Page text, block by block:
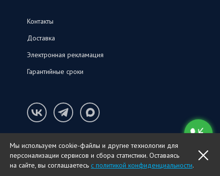
Контакты
Доставка
Электронная рекламация
Гарантийные сроки
© ООО «СНК‑С», 2026
Мы используем cookie-файлы и другие технологии для
персонализации сервисов и сбора статистики. Оставаясь
на сайте, вы соглашаетесь с политикой конфиденциальности.
ПОЗВОНИТЬ